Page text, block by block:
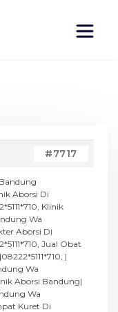
#7717
Aborsi Di
Klinik
Wa
Aborsi Di
Jual Obat
|
Wa
Aborsi Bandung|
Wa
Kuret Di